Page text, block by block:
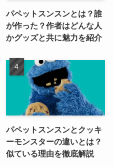
パペットスンスンとは？誰
が作った？作者はどんな人
かグッズと共に魅力を紹介
パペットスンスンとクッキ
ーモンスターの違いとは？
似ている理由を徹底解説